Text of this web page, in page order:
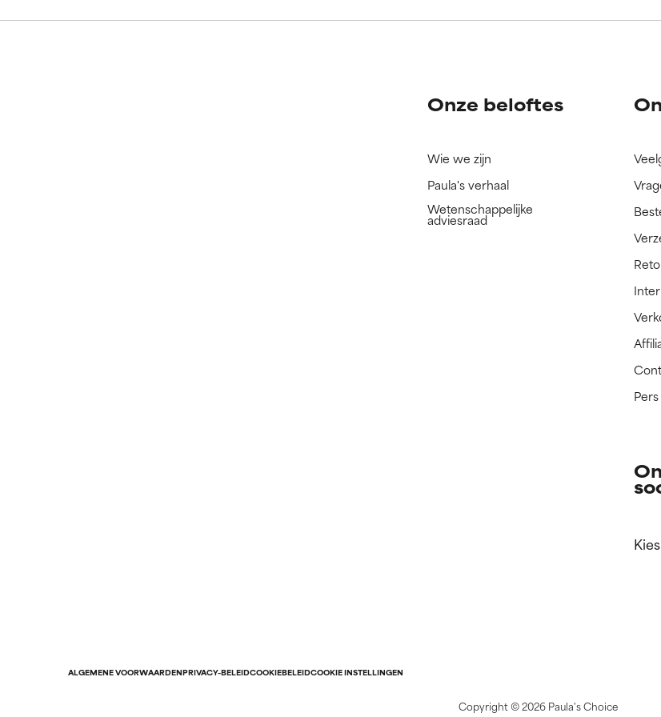
We hebben dit ingrediënt nog niet beoordeeld omdat we het
We hebben dit ingrediënt nog niet beoordeeld omdat we het
Onze beloftes
Wie we zijn
Paula's verhaal
Wetenschappelijke
adviesraad
Pers
ALGEMENE VOORWAARDENPRIVACY-BELEIDCOOKIEBELEIDCOOKIE INSTELLINGEN
Copyright ©2026 Paula's Choice